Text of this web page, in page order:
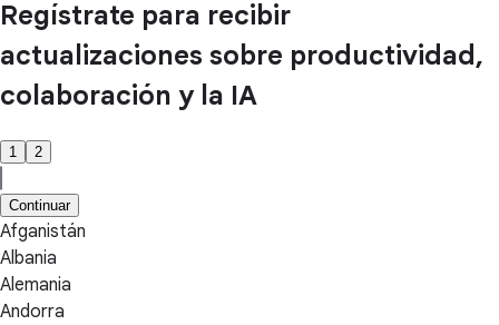
Regístrate para recibir
actualizaciones sobre productividad,
colaboración y la IA
1 2
Continuar
Afganistán
Albania
Alemania
Andorra